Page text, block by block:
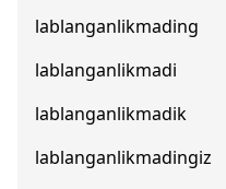
lablanganlikmading
lablanganlikmadi
lablanganlikmadik
lablanganlikmadingiz